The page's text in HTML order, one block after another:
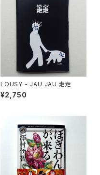
LOUSY - JAU JAU 走走
¥2,750